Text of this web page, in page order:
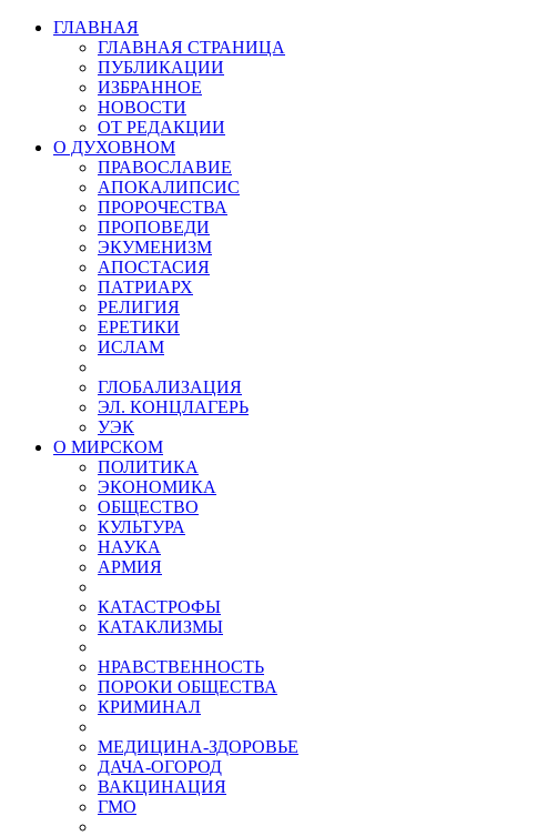
ГЛАВНАЯ
ГЛАВНАЯ СТРАНИЦА
ПУБЛИКАЦИИ
ИЗБРАННОЕ
НОВОСТИ
ОТ РЕДАКЦИИ
О ДУХОВНОМ
ПРАВОСЛАВИЕ
АПОКАЛИПСИС
ПРОРОЧЕСТВА
ПРОПОВЕДИ
ЭКУМЕНИЗМ
АПОСТАСИЯ
ПАТРИАРХ
РЕЛИГИЯ
ЕРЕТИКИ
ИСЛАМ
ГЛОБАЛИЗАЦИЯ
ЭЛ. КОНЦЛАГЕРЬ
УЭК
О МИРСКОМ
ПОЛИТИКА
ЭКОНОМИКА
ОБЩЕСТВО
КУЛЬТУРА
НАУКА
АРМИЯ
КАТАСТРОФЫ
КАТАКЛИЗМЫ
НРАВСТВЕННОСТЬ
ПОРОКИ ОБЩЕСТВА
КРИМИНАЛ
МЕДИЦИНА-ЗДОРОВЬЕ
ДАЧА-ОГОРОД
ВАКЦИНАЦИЯ
ГМО